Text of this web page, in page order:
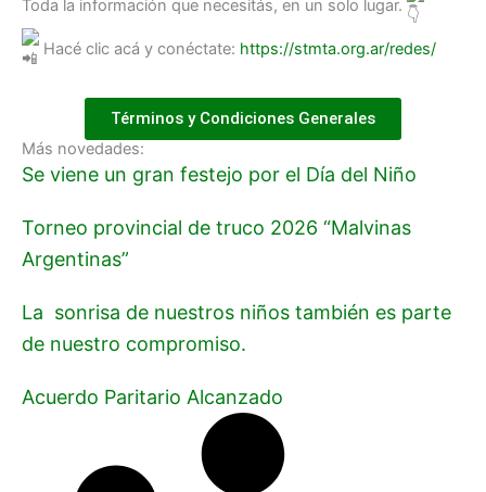
Toda la información que necesitás, en un solo lugar.
Hacé clic acá y conéctate: https://stmta.org.ar/redes/
Términos y Condiciones Generales
Más novedades:
Se viene un gran festejo por el Día del Niño
Torneo provincial de truco 2026 “Malvinas
Argentinas”
La sonrisa de nuestros niños también es parte
de nuestro compromiso.
Acuerdo Paritario Alcanzado